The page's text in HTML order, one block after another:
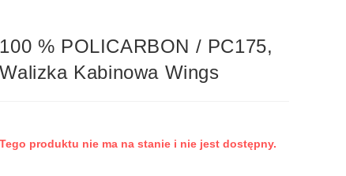
100 % POLICARBON / PC175,
Walizka Kabinowa Wings
Tego produktu nie ma na stanie i nie jest dostępny.